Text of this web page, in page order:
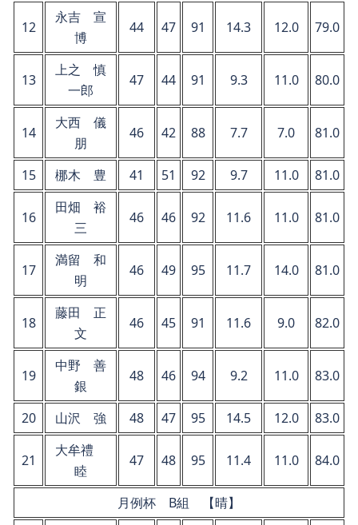
12
永吉 宣
博
44 47 91 14.3 12.0 79.0
13
上之 慎
一郎
47 44 91 9.3 11.0 80.0
14
大西 儀
朋
46 42 88 7.7 7.0 81.0
15 梛木 豊 41 51 92 9.7 11.0 81.0
16
田畑 裕
三
46 46 92 11.6 11.0 81.0
17
満留 和
明
46 49 95 11.7 14.0 81.0
18
藤田 正
文
46 45 91 11.6 9.0 82.0
19
中野 善
銀
48 46 94 9.2 11.0 83.0
20 山沢 強 48 47 95 14.5 12.0 83.0
21
大牟禮
睦
47 48 95 11.4 11.0 84.0
月例杯 B組 【晴】